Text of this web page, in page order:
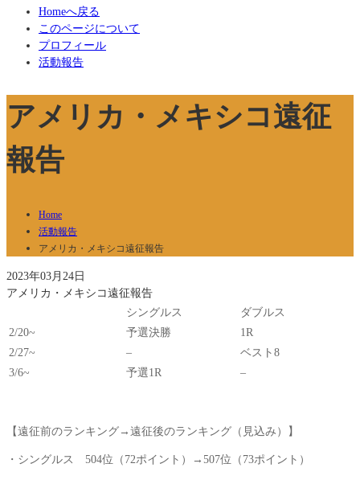
Homeへ戻る
このページについて
プロフィール
活動報告
アメリカ・メキシコ遠征
報告
Home
活動報告
アメリカ・メキシコ遠征報告
2023年03月24日
アメリカ・メキシコ遠征報告
シングルス
ダブルス
2/20~
予選決勝
1R
2/27~
–
ベスト8
3/6~
予選1R –
【遠征前のランキング→遠征後のランキング（見込み）】
・シングルス 504位（72ポイント）→507位（73ポイント）